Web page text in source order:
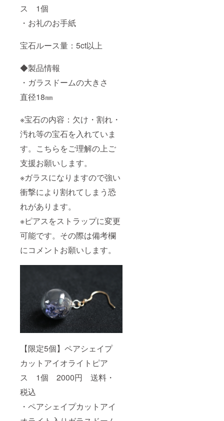
ス 1個
・お礼のお手紙
宝石ルース量：5ct以上
◆製品情報
・ガラスドームの大きさ
直径18㎜
※宝石の内容：欠け・割れ・
汚れ等の宝石を入れていま
す。こちらをご理解の上ご
支援お願いします。
※ガラスになりますので強い
衝撃により割れてしまう恐
れがあります。
※ピアスをストラップに変更
可能です。その際は備考欄
にコメントお願いします。
【限定5個】ペアシェイプ
カットアイオライトピア
ス 1個 2000円 送料・
税込
・ペアシェイプカットアイ